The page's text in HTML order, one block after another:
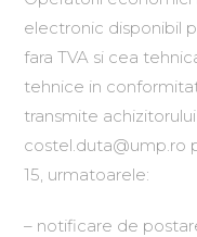
electronic disponibil
fara TVA si cea
tehnice in
transmite
costel.duta@ump.ro
15, urmatoarele:
– notificare de